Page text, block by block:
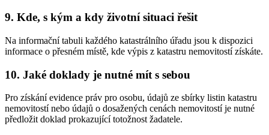
9. Kde, s kým a kdy životní situaci řešit
Na informační tabuli každého katastrálního úřadu jsou k dispozici
informace o přesném místě, kde výpis z katastru nemovitostí získáte.
10. Jaké doklady je nutné mít s sebou
Pro získání evidence práv pro osobu, údajů ze sbírky listin katastru
nemovitostí nebo údajů o dosažených cenách nemovitostí je nutné
předložit doklad prokazující totožnost žadatele.